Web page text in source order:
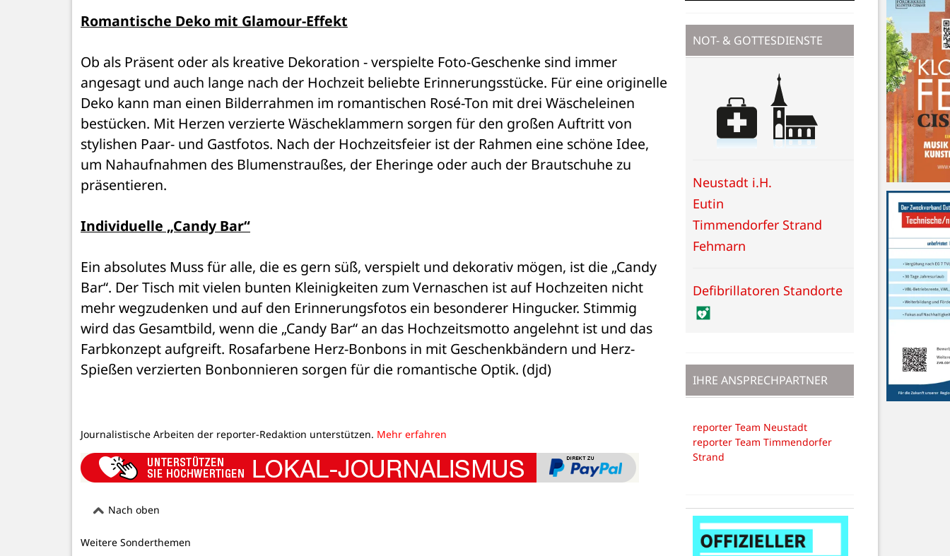
Romantische Deko mit Glamour-Effekt
Ob als Präsent oder als kreative Dekoration - verspielte Foto-Geschenke sind immer
angesagt und auch lange nach der Hochzeit beliebte Erinnerungsstücke. Für eine originelle
Deko kann man einen Bilderrahmen im romantischen Rosé-Ton mit drei Wäscheleinen
bestücken. Mit Herzen verzierte Wäscheklammern sorgen für den großen Auftritt von
stylishen Paar- und Gastfotos. Nach der Hochzeitsfeier ist der Rahmen eine schöne Idee,
um Nahaufnahmen des Blumenstraußes, der Eheringe oder auch der Brautschuhe zu
präsentieren.
Individuelle „Candy Bar“
Ein absolutes Muss für alle, die es gern süß, verspielt und dekorativ mögen, ist die „Candy
Bar“. Der Tisch mit vielen bunten Kleinigkeiten zum Vernaschen ist auf Hochzeiten nicht
mehr wegzudenken und auf den Erinnerungsfotos ein besonderer Hingucker. Stimmig
wird das Gesamtbild, wenn die „Candy Bar“ an das Hochzeitsmotto angelehnt ist und das
Farbkonzept aufgreift. Rosafarbene Herz-Bonbons in mit Geschenkbändern und Herz-
Spießen verzierten Bonbonnieren sorgen für die romantische Optik. (djd)
Journalistische Arbeiten der reporter-Redaktion unterstützen. Mehr erfahren
Nach oben
Weitere Sonderthemen
NOT- & GOTTESDIENSTE
Neustadt i.H.
Eutin
Timmendorfer Strand
Fehmarn
Defibrillatoren Standorte
IHRE ANSPRECHPARTNER
reporter Team Neustadt
reporter Team Timmendorfer
Strand